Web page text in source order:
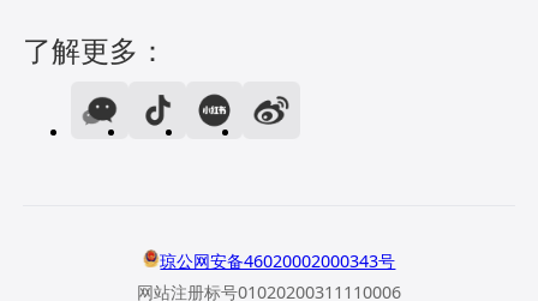
了解更多：
琼公网安备46020002000343号
网站注册标号01020200311110006